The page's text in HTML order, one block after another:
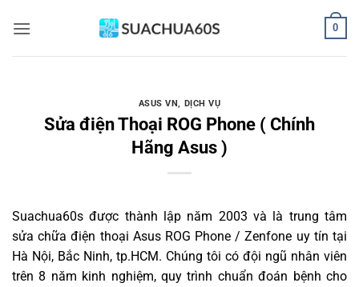
qua
0
ASUS VN, DỊCH VỤ
Sửa điện Thoại ROG Phone ( Chính
Hãng Asus )
Suachua60s được thành lập năm 2003 và là trung tâm
sửa chữa điện thoại Asus ROG Phone / Zenfone uy tín tại
Hà Nội, Bắc Ninh, tp.HCM. Chúng tôi có đội ngũ nhân viên
trên 8 năm kinh nghiệm, quy trình chuẩn đoán bệnh cho